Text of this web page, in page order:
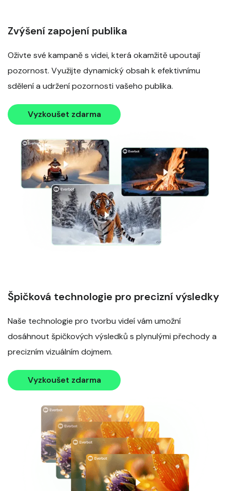
Zvýšení zapojení publika
Oživte své kampaně s videi, která okamžitě upoutají
pozornost. Využijte dynamický obsah k efektivnímu
sdělení a udržení pozornosti vašeho publika.
Vyzkoušet zdarma
Špičková technologie pro precizní výsledky
Naše technologie pro tvorbu videí vám umožní
dosáhnout špičkových výsledků s plynulými přechody a
precizním vizuálním dojmem.
Vyzkoušet zdarma